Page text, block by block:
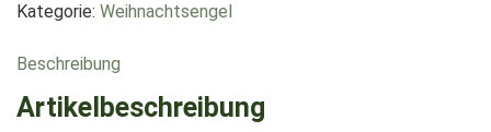
Kategorie: Weihnachtsengel
Beschreibung
Artikelbeschreibung